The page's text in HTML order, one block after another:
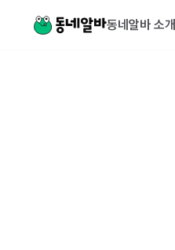
동네알바 소개